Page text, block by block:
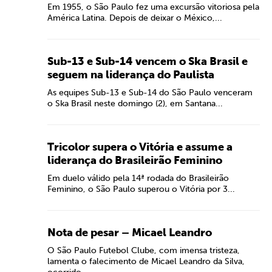
Em 1955, o São Paulo fez uma excursão vitoriosa pela
América Latina. Depois de deixar o México,...
Sub-13 e Sub-14 vencem o Ska Brasil e
seguem na liderança do Paulista
As equipes Sub-13 e Sub-14 do São Paulo venceram
o Ska Brasil neste domingo (2), em Santana...
Tricolor supera o Vitória e assume a
liderança do Brasileirão Feminino
Em duelo válido pela 14ª rodada do Brasileirão
Feminino, o São Paulo superou o Vitória por 3...
Nota de pesar – Micael Leandro
O São Paulo Futebol Clube, com imensa tristeza,
lamenta o falecimento de Micael Leandro da Silva,